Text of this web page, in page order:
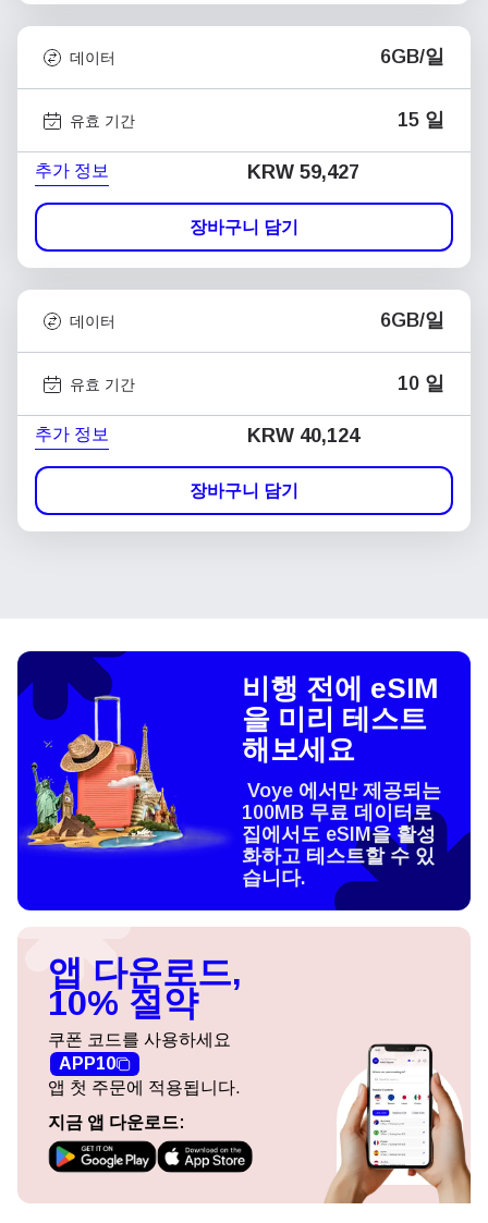
데이터 6GB/일
유효 기간 15 일
추가 정보 KRW 59,427
장바구니 담기
데이터 6GB/일
유효 기간 10 일
추가 정보 KRW 40,124
장바구니 담기
비행 전에 eSIM
을 미리 테스트
해보세요
Voye 에서만 제공되는
100MB 무료 데이터로
집에서도 eSIM을 활성
화하고 테스트할 수 있
습니다.
앱 다운로드,
10% 절약
쿠폰 코드를 사용하세요
APP10
앱 첫 주문에 적용됩니다.
지금 앱 다운로드: